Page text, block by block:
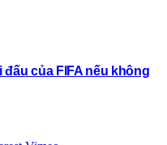
đấu của FIFA nếu không